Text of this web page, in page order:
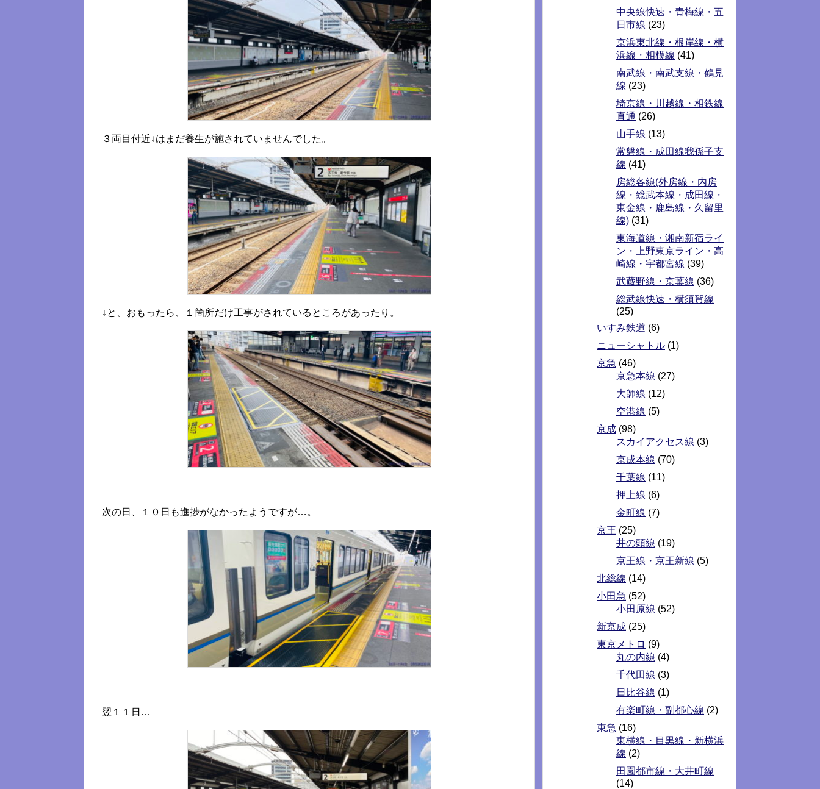
３両目付近↓はまだ養生が施されていませんでした。
↓と、おもったら、１箇所だけ工事がされているところがあったり。
次の日、１０日も進捗がなかったようですが…。
翌１１日…
中央線快速・青梅線・五
日市線 (23)
京浜東北線・根岸線・横
浜線・相模線 (41)
南武線・南武支線・鶴見
線 (23)
埼京線・川越線・相鉄線
直通 (26)
山手線 (13)
常磐線・成田線我孫子支
線 (41)
房総各線(外房線・内房
線・総武本線・成田線・
東金線・鹿島線・久留里
線) (31)
東海道線・湘南新宿ライ
ン・上野東京ライン・高
崎線・宇都宮線 (39)
武蔵野線・京葉線 (36)
総武線快速・横須賀線
(25)
いすみ鉄道 (6)
ニューシャトル (1)
京急 (46)
京急本線 (27)
大師線 (12)
空港線 (5)
京成 (98)
スカイアクセス線 (3)
京成本線 (70)
千葉線 (11)
押上線 (6)
金町線 (7)
京王 (25)
井の頭線 (19)
京王線・京王新線 (5)
北総線 (14)
小田急 (52)
小田原線 (52)
新京成 (25)
東京メトロ (9)
丸の内線 (4)
千代田線 (3)
日比谷線 (1)
有楽町線・副都心線 (2)
東急 (16)
東横線・目黒線・新横浜
線 (2)
田園都市線・大井町線
(14)